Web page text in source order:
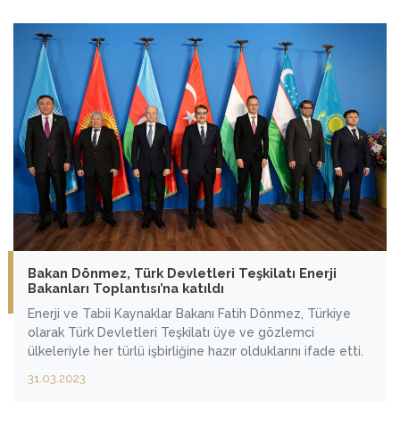
Kaymakamlığında düzenlenen toplantıya katıldı.
Bakan Dönmez, Türk Devletleri Teşkilatı Enerji
Bakanları Toplantısı’na katıldı
Enerji ve Tabii Kaynaklar Bakanı Fatih Dönmez, Türkiye
olarak Türk Devletleri Teşkilatı üye ve gözlemci
ülkeleriyle her türlü işbirliğine hazır olduklarını ifade etti.
31.03.2023